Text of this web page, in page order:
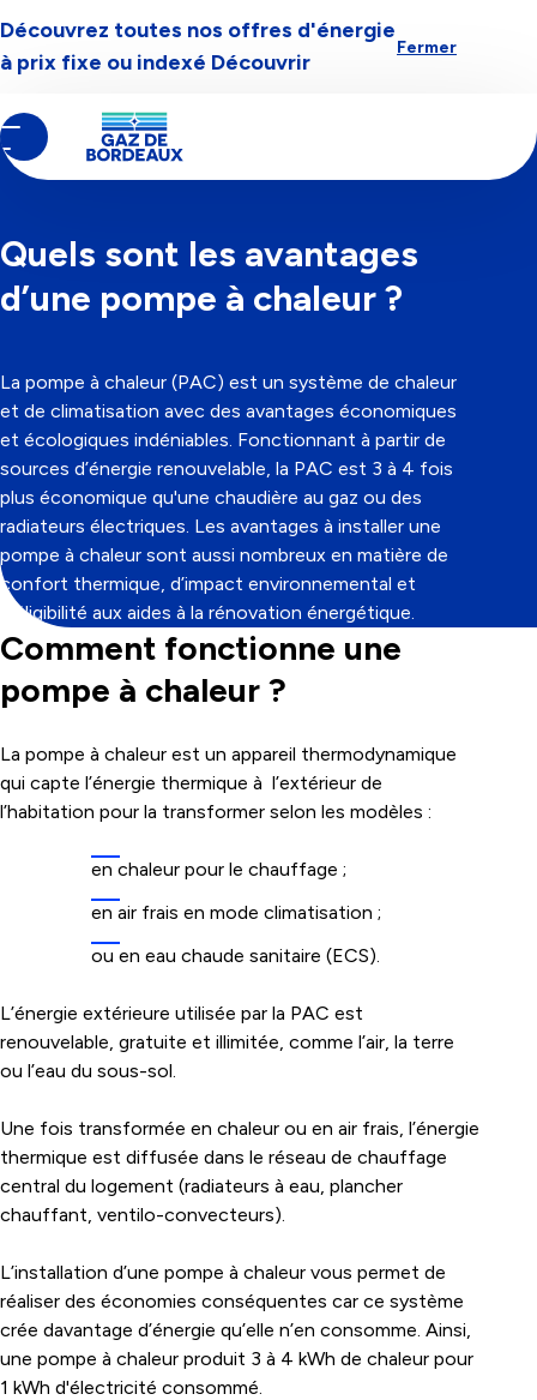
Aller à la navigation Aller au contenuAller au pied-de-page
Découvrez toutes nos offres d'énergie
à prix fixe ou indexé Découvrir
Fermer
Contenu
principal
d'Ariane
Matériel, entretien et dépa...
CATÉGORIE
ÉQUIPEMENT
Quels sont les avantages
d’une pompe à chaleur ?
La pompe à chaleur (PAC) est un système de chaleur
et de climatisation avec des avantages économiques
et écologiques indéniables. Fonctionnant à partir de
sources d’énergie renouvelable, la PAC est 3 à 4 fois
plus économique qu'une chaudière au gaz ou des
radiateurs électriques. Les avantages à installer une
pompe à chaleur sont aussi nombreux en matière de
confort thermique, d’impact environnemental et
d’éligibilité aux aides à la rénovation énergétique.
Comment fonctionne une
pompe à chaleur ?
La pompe à chaleur est un appareil thermodynamique
qui capte l’énergie thermique à l’extérieur de
l’habitation pour la transformer selon les modèles :
en chaleur pour le chauffage ;
en air frais en mode climatisation ;
ou en eau chaude sanitaire (ECS).
L’énergie extérieure utilisée par la PAC est
renouvelable, gratuite et illimitée, comme l’air, la terre
ou l’eau du sous-sol.
Une fois transformée en chaleur ou en air frais, l’énergie
thermique est diffusée dans le réseau de chauffage
central du logement (radiateurs à eau, plancher
chauffant, ventilo-convecteurs).
L’installation d’une pompe à chaleur vous permet de
réaliser des économies conséquentes car ce système
crée davantage d’énergie qu’elle n’en consomme. Ainsi,
une pompe à chaleur produit 3 à 4 kWh de chaleur pour
1 kWh d'électricité consommé.